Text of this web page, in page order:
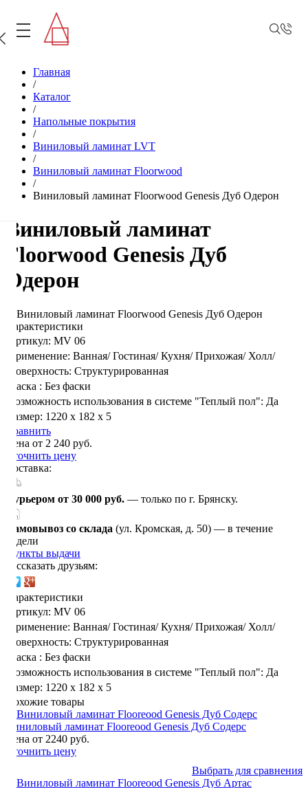
Главная
/
Каталог
/
Напольные покрытия
/
Виниловый ламинат LVT
/
Виниловый ламинат Floorwood
/
Виниловый ламинат Floorwood Genesis Дуб Одерон
Виниловый ламинат
Floorwood Genesis Дуб
Одерон
Характеристики
Артикул: MV 06
Применение: Ванная/ Гостиная/ Кухня/ Прихожая/ Холл/
Поверхность: Структурированная
Фаска : Без фаски
Возможность использования в системе "Теплый пол": Да
Размер: 1220 х 182 х 5
Сравнить
Цена от 2 240 руб.
Уточнить цену
Доставка:
Курьером от 30 000 руб. — только по г. Брянску.
Самовывоз со склада (ул. Кромская, д. 50) — в течение
недели
Пункты выдачи
Рассказать друзьям:
Характеристики
Артикул: MV 06
Применение: Ванная/ Гостиная/ Кухня/ Прихожая/ Холл/
Поверхность: Структурированная
Фаска : Без фаски
Возможность использования в системе "Теплый пол": Да
Размер: 1220 х 182 х 5
Похожие товары
Виниловый ламинат Flooreood Genesis Дуб Содерс
Цена от 2240 руб.
Уточнить цену
Выбрать для сравнения